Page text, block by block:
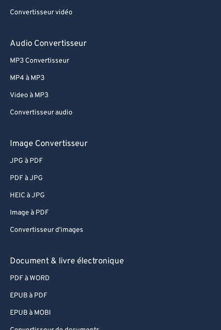
Convertisseur vidéo
Audio Convertisseur
MP3 Convertisseur
MP4 à MP3
Video à MP3
Convertisseur audio
Image Convertisseur
JPG à PDF
PDF à JPG
HEIC à JPG
Image à PDF
Convertisseur d'images
Document & livre électronique
PDF à WORD
EPUB à PDF
EPUB à MOBI